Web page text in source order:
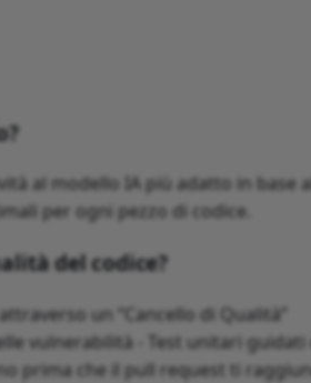
al modello IA più adatto in base
per ogni pezzo di codice.
del codice?
un “Cancello di Qualità”
vulnerabilità - Test unitari guidati
prima che il pull request ti